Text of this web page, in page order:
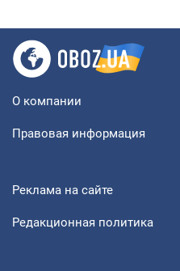
О компании
Правовая информация
Реклама на сайте
Редакционная политика